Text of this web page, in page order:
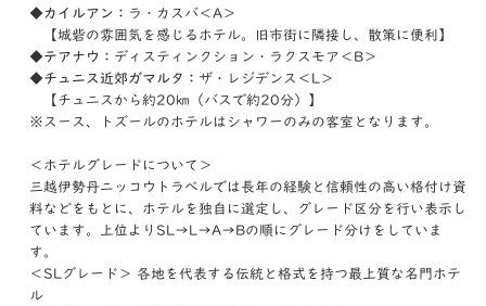
◆カイルアン： ラ・カスバ＜A＞
【城砦の雰囲気を感じるホテル。旧市街に隣接し、散策に便利】
◆テアナウ： ディスティンクション・ラクスモア＜B＞
◆チュニス近郊ガマルタ： ザ・レジデンス＜L＞
【チュニスから約20㎞（バスで約20分）】
※スース、トズールのホテルはシャワーのみの客室となります。
＜ホテルグレードについて＞
三越伊勢丹ニッコウトラベルでは長年の経験と信頼性の高い格付け資
料などをもとに、ホテルを独自に選定し、グレード区分を行い表示し
ています。上位よりSL→L→A→Bの順にグレード分けをしていま
す。
＜SLグレード＞ 各地を代表する伝統と格式を持つ最上質な名門ホテ
ル